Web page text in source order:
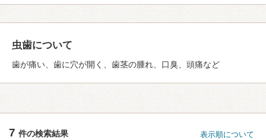
虫歯について
歯が痛い、歯に穴が開く、歯茎の腫れ、口臭、頭痛など
7 件の検索結果 表示順について